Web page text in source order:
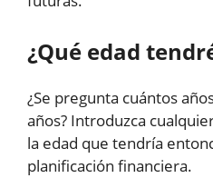
¿Qué edad
¿Se pregunta cuántos
años? Introduzca
la edad que tendría
planificación financiera.